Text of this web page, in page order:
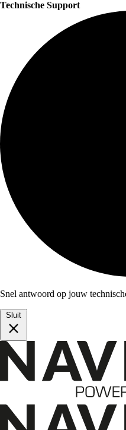
Technische Support
Snel antwoord op jouw
Sluit